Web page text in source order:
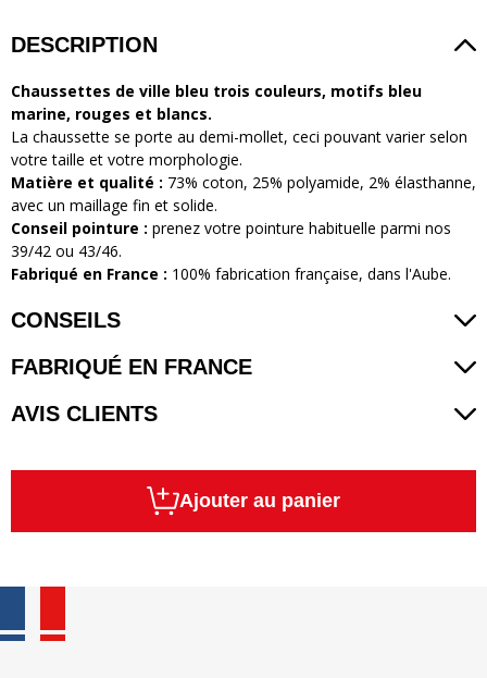
DESCRIPTION
Chaussettes de ville bleu trois couleurs, motifs bleu
marine, rouges et blancs.
La chaussette se porte au demi-mollet, ceci pouvant varier selon
votre taille et votre morphologie.
Matière et qualité : 73% coton, 25% polyamide, 2% élasthanne,
avec un maillage fin et solide.
Conseil pointure : prenez votre pointure habituelle parmi nos
39/42 ou 43/46.
Fabriqué en France : 100% fabrication française, dans l'Aube.
CONSEILS
FABRIQUÉ EN FRANCE
AVIS CLIENTS
Ajouter au panier